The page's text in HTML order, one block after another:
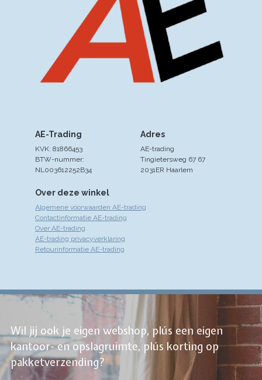
Over deze winkel
Algemene voorwaarden AE-trading
Contactinformatie AE-trading
Over AE-trading
AE-trading privacyverklaring
Retourinformatie AE-trading
Adres
AE-trading
Tingietersweg 67 67
2031ER Haarlem
AE-Trading
KVK: 81866453
BTW-nummer:
NL003612252B34
Wil jij ook je eigen webshop, plús een eigen
kantoor- en opslagruimte, plús korting op
pakketverzending?